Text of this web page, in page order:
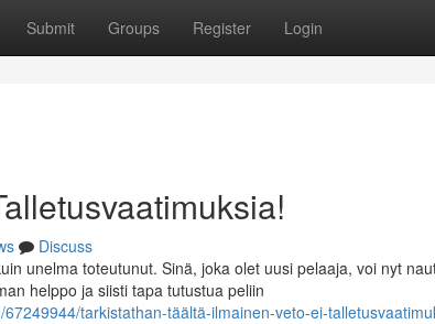
Submit Groups Register Login
Discuss
unelma toteutunut. Sinä, joka olet uusi pelaaja, voi nyt
helppo ja siisti tapa tutustua peliin
tarkistathan-täältä-ilmainen-veto-ei-